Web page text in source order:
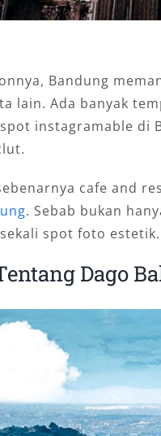
Bandung
lain. Ada banyak
instagramable di
cafe and
. Sebab bukan
spot foto estetik.
Dago